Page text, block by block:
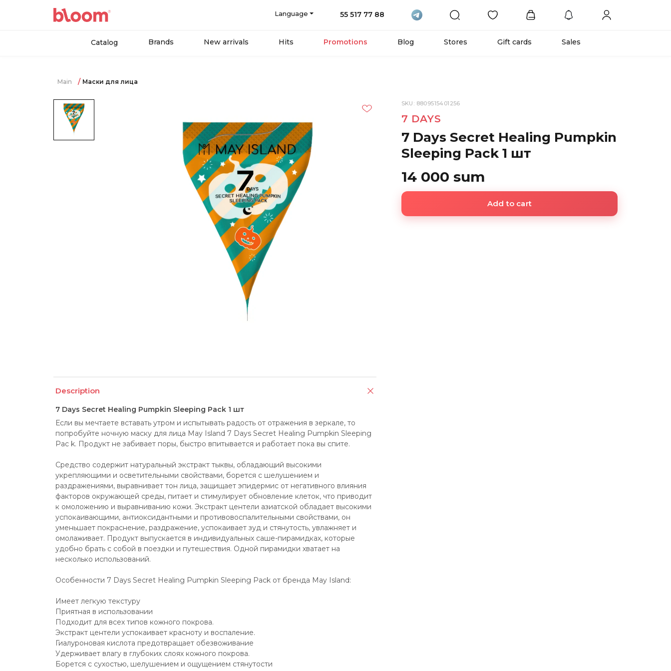
Language 55 517 77 88
Catalog Brands New arrivals Hits Promotions Blog Stores Gift cards Sales
Main Маски для лица
Description
7 Days Secret Healing Pumpkin Sleeping Pack 1 шт
Если вы мечтаете вставать утром и испытывать радость от отражения в зеркале, то
попробуйте ночную маску для лица May Island 7 Days Secret Healing Pumpkin Sleeping
Pac k. Продукт не забивает поры, быстро впитывается и работает пока вы спите.
Средство содержит натуральный экстракт тыквы, обладающий высокими
укрепляющими и осветительными свойствами, борется с шелушением и
раздражениями, выравнивает тон лица, защищает эпидермис от негативного влияния
факторов окружающей среды, питает и стимулирует обновление клеток, что приводит
к омоложению и выравниванию кожи. Экстракт центели азиатской обладает высокими
успокаивающими, антиоксидантными и противовоспалительными свойствами, он
уменьшает покраснение, раздражение, успокаивает зуд и стянутость, увлажняет и
омолаживает. Продукт выпускается в индивидуальных саше-пирамидках, которые
удобно брать с собой в поездки и путешествия. Одной пирамидки хватает на
несколько использований.
Особенности 7 Days Secret Healing Pumpkin Sleeping Pack от бренда May Island:
Имеет легкую текстуру
Приятная в использовании
Подходит для всех типов кожного покрова.
Экстракт центели успокаивает красноту и воспаление.
Гиалуроновая кислота предотвращает обезвоживание
Удерживает влагу в глубоких слоях кожного покрова.
Борется с сухостью, шелушением и ощущением стянутости
SKU: 8809515401256
7 DAYS
7 Days Secret Healing Pumpkin
Sleeping Pack 1 шт
14 000 sum
Add to cart